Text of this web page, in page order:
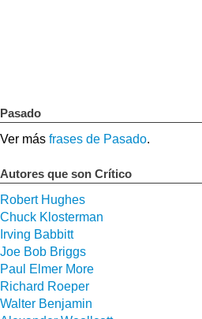
Pasado
Ver más frases de Pasado.
Autores que son Crítico
Robert Hughes
Chuck Klosterman
Irving Babbitt
Joe Bob Briggs
Paul Elmer More
Richard Roeper
Walter Benjamin